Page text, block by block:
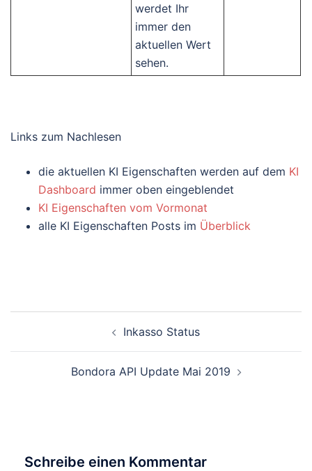
werdet Ihr
immer den
aktuellen Wert
sehen.
Links zum Nachlesen
die aktuellen KI Eigenschaften werden auf dem KI
Dashboard immer oben eingeblendet
KI Eigenschaften vom Vormonat
alle KI Eigenschaften Posts im Überblick
Inkasso Status
Bondora API Update Mai 2019
Schreibe einen Kommentar